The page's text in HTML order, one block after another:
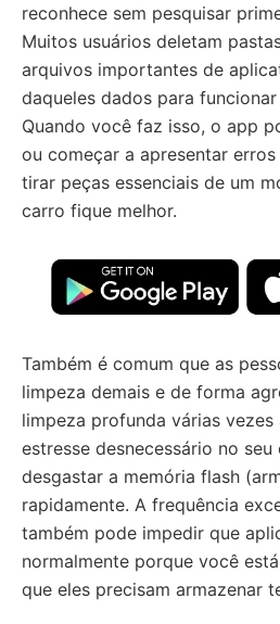
reconhece sem pesquisar
Muitos usuários deletam
arquivos importantes de
daqueles dados para
Quando você faz isso, o app
ou começar a apresentar
tirar peças essenciais de um
carro fique melhor.
Também é comum que as
limpeza demais e de forma
limpeza profunda várias
estresse desnecessário no
desgastar a memória flash
rapidamente. A frequência
também pode impedir que
normalmente porque você
que eles precisam armazenar